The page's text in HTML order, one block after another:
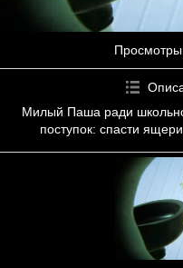
Просмотры
Милый Паша ради
поступок: спасти